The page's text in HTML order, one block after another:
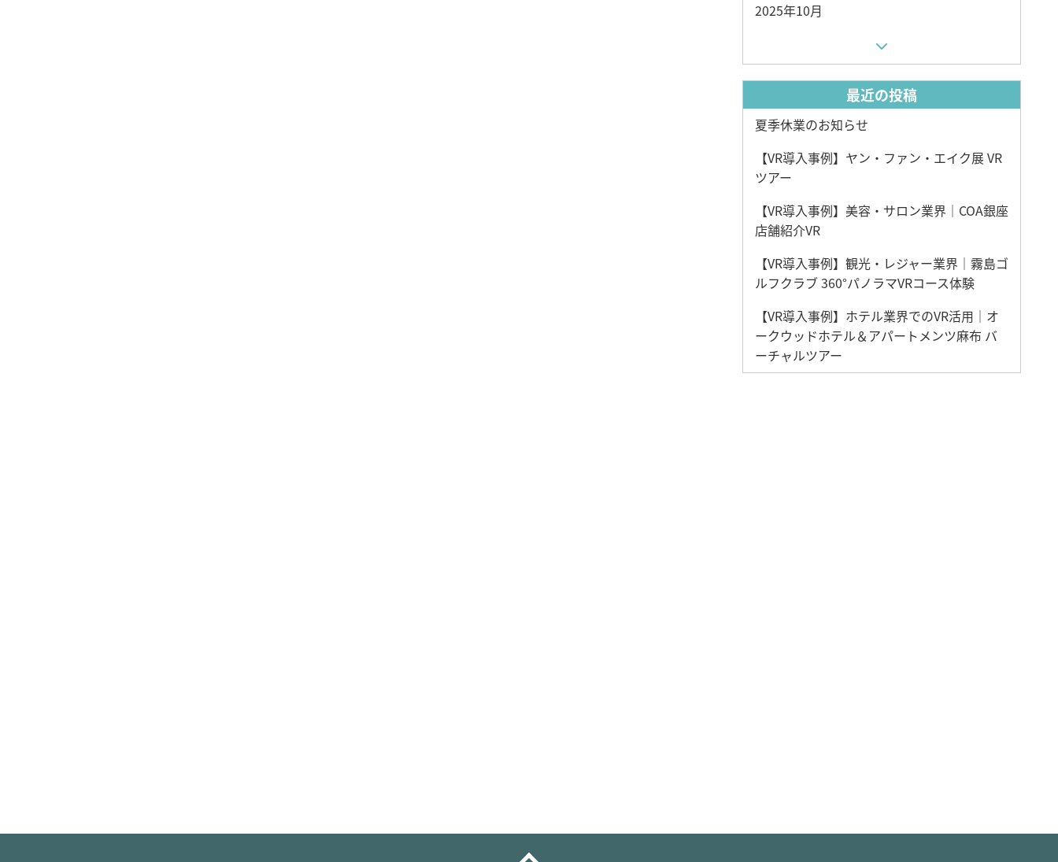
2025年10月
最近の投稿
夏季休業のお知らせ
【VR導入事例】ヤン・ファン・エイク展 VR
ツアー
【VR導入事例】美容・サロン業界｜COA銀座
店舗紹介VR
【VR導入事例】観光・レジャー業界｜霧島ゴ
ルフクラブ 360°パノラマVRコース体験
【VR導入事例】ホテル業界でのVR活用｜オ
ークウッドホテル＆アパートメンツ麻布 バ
ーチャルツアー